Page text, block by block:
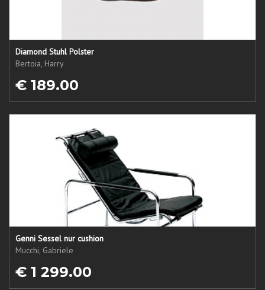
Diamond Stuhl Polster
Bertoia, Harry
€ 189.00
Genni Sessel nur cushion
Mucchi, Gabriele
€ 1 299.00